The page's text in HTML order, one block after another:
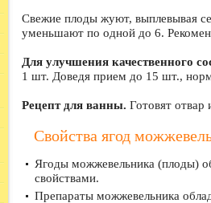
Свежие плоды жуют, выплевывая
уменьшают по одной до 6.
Для улучшения качественного
1 шт. Доведя прием до 15 шт.,
Рецепт для ванны. Готовят
Свойства ягод
Ягоды можжевельника (плоды)
свойствами.
Препараты можжевельника